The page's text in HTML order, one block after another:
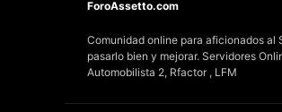
ForoAssetto.com
Comunidad online para aficionados al
pasarlo bien y mejorar. Servidores
Automobilista 2, Rfactor , LFM